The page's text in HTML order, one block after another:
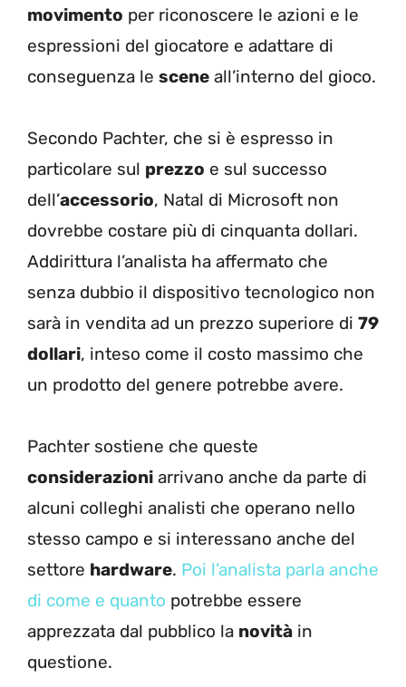
movimento per riconoscere le azioni e le
espressioni del giocatore e adattare di
conseguenza le scene all’interno del gioco.
Secondo Pachter, che si è espresso in
particolare sul prezzo e sul successo
dell’accessorio, Natal di Microsoft non
dovrebbe costare più di cinquanta dollari.
Addirittura l’analista ha affermato che
senza dubbio il dispositivo tecnologico non
sarà in vendita ad un prezzo superiore di 79
dollari, inteso come il costo massimo che
un prodotto del genere potrebbe avere.
Pachter sostiene che queste
considerazioni arrivano anche da parte di
alcuni colleghi analisti che operano nello
stesso campo e si interessano anche del
settore hardware. Poi l’analista parla anche
di come e quanto potrebbe essere
apprezzata dal pubblico la novità in
questione.